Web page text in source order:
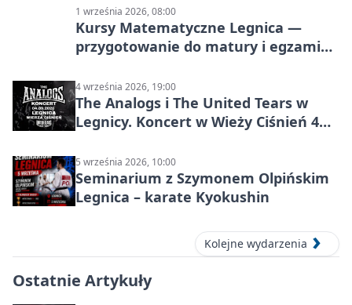
1 września 2026, 08:00
Kursy Matematyczne Legnica —
przygotowanie do matury i egzaminu
4 września 2026, 19:00
The Analogs i The United Tears w
Legnicy. Koncert w Wieży Ciśnień 4
5 września 2026, 10:00
Seminarium z Szymonem Olpińskim
Legnica – karate Kyokushin
Kolejne wydarzenia
Ostatnie Artykuły